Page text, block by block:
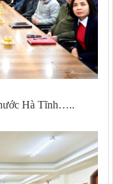
Hà Tĩnh…..